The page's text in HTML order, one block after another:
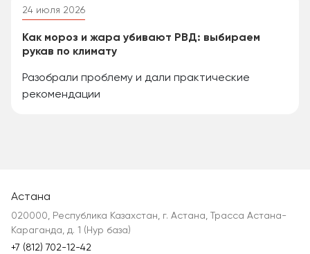
24 июля 2026
Как мороз и жара убивают РВД: выбираем
рукав по климату
Разобрали проблему и дали практические
рекомендации
Астана
020000, Республика Казахстан, г. Астана, Трасса Астана-
Караганда, д. 1 (Нур база)
+7 (812) 702-12-42